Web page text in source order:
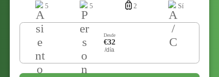
5 5 2 Sí
Desde
€32
/día